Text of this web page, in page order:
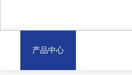
产品中心